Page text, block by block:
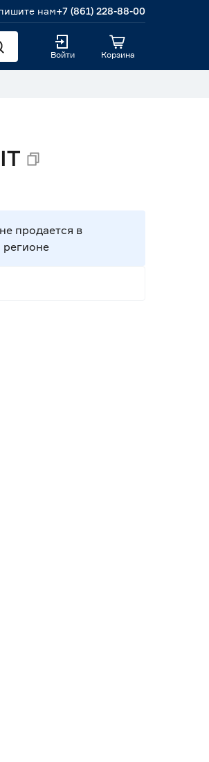
нам+7 (861) 228-88-00
Войти Корзина
продается в